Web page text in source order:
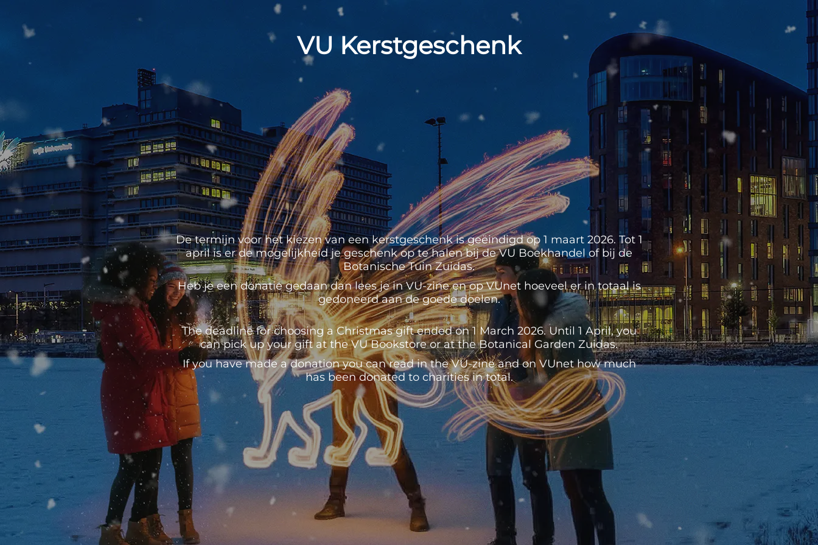
VU Kerstgeschenk
De termijn voor het kiezen van een kerstgeschenk is geëindigd op 1 maart 2026. Tot 1
april is er de mogelijkheid je geschenk op te halen bij de VU Boekhandel of bij de
Botanische Tuin Zuidas.
Heb je een donatie gedaan dan lees je in VU-zine en op VUnet hoeveel er in totaal is
gedoneerd aan de goede doelen.
The deadline for choosing a Christmas gift ended on 1 March 2026. Until 1 April, you
can pick up your gift at the VU Bookstore or at the Botanical Garden Zuidas.
If you have made a donation you can read in the VU-zine and on VUnet how much
has been donated to charities in total.